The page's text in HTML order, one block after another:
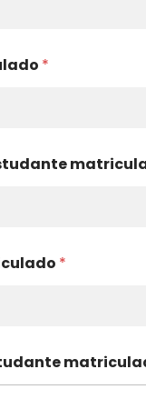
*
*